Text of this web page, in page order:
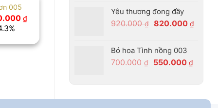
là:
1.000.000 ₫.
tại
là:
Yêu thương đong đầy
920.000₫ Giá
920.000 ₫.
820.000 ₫Giá
Bó hoa Tình nồng 003
700.000₫
Giá
550.000 ₫Giá
005
₫Giá
hiện
600.000 ₫.